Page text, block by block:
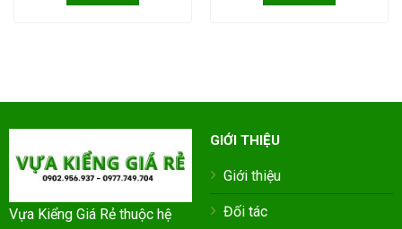
Vựa Kiểng Giá Rẻ thuộc hệ
GIỚI THIỆU
Giới thiệu
Đối tác